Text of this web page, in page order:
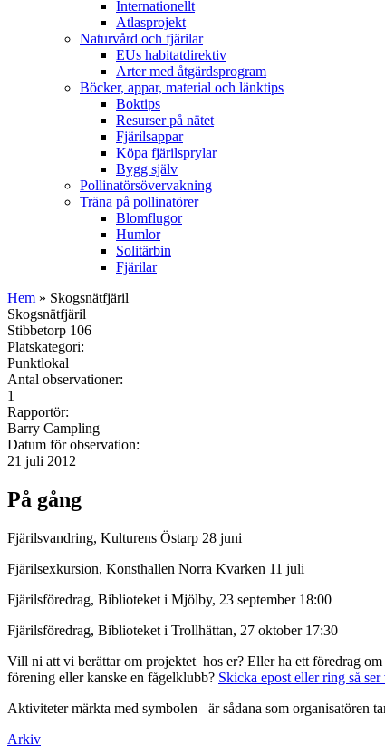
Internationellt
Atlasprojekt
Naturvård och fjärilar
EUs habitatdirektiv
Arter med åtgärdsprogram
Böcker, appar, material och länktips
Boktips
Resurser på nätet
Fjärilsappar
Köpa fjärilsprylar
Bygg själv
Pollinatörsövervakning
Träna på pollinatörer
Blomflugor
Humlor
Solitärbin
Fjärilar
Hem » Skogsnätfjäril
Skogsnätfjäril
Stibbetorp 106
Platskategori:
Punktlokal
Antal observationer:
1
Rapportör:
Barry Campling
Datum för observation:
21 juli 2012
På gång
Fjärilsvandring, Kulturens Östarp 28 juni
Fjärilsexkursion, Konsthallen Norra Kvarken 11 juli
Fjärilsföredrag, Biblioteket i Mjölby, 23 september 18:00
Fjärilsföredrag, Biblioteket i Trollhättan, 27 oktober 17:30
Vill ni att vi berättar om projektet hos er? Eller ha ett föredrag
förening eller kanske en fågelklubb? Skicka epost eller ring så
Aktiviteter märkta med symbolen
är sådana som organisatören
Arkiv